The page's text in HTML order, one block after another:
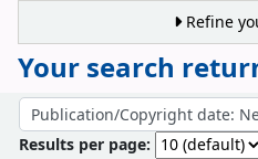
Refine
Your search
Sort by:
Results per page: